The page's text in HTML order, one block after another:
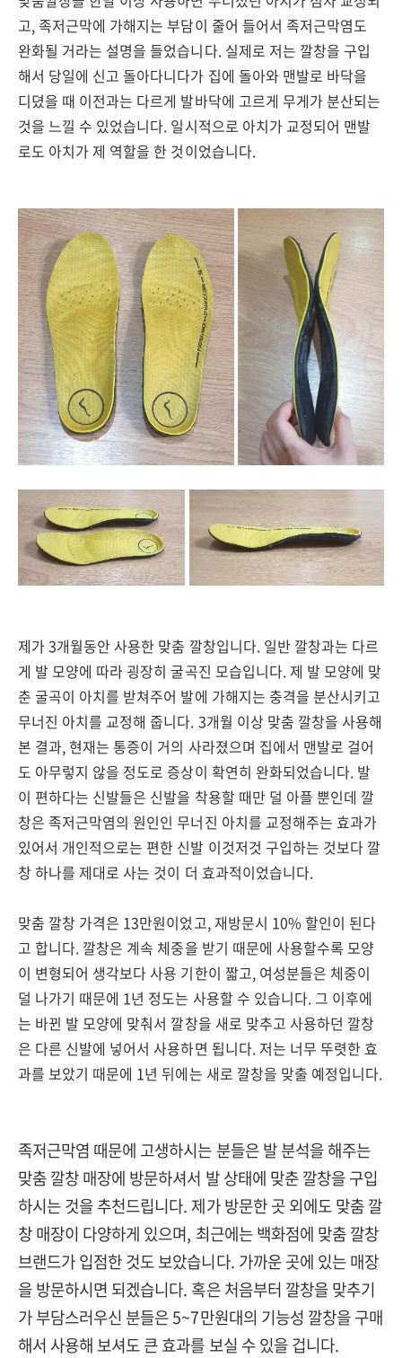
고, 족저근막에 가해지는 부담이 줄어 들어서 족저근막염도
완화될 거라는 설명을 들었습니다. 실제로 저는 깔창을 구입
해서 당일에 신고 돌아다니다가 집에 돌아와 맨발로 바닥을
디뎠을 때 이전과는 다르게 발바닥에 고르게 무게가 분산되는
것을 느낄 수 있었습니다. 일시적으로 아치가 교정되어 맨발
로도 아치가 제 역할을 한 것이었습니다.
제가 3개월동안 사용한 맞춤 깔창입니다. 일반 깔창과는 다르
게 발 모양에 따라 굉장히 굴곡진 모습입니다. 제 발 모양에 맞
춘 굴곡이 아치를 받쳐주어 발에 가해지는 충격을 분산시키고
무너진 아치를 교정해 줍니다. 3개월 이상 맞춤 깔창을 사용해
본 결과, 현재는 통증이 거의 사라졌으며 집에서 맨발로 걸어
도 아무렇지 않을 정도로 증상이 확연히 완화되었습니다. 발
이 편하다는 신발들은 신발을 착용할 때만 덜 아플 뿐인데 깔
창은 족저근막염의 원인인 무너진 아치를 교정해주는 효과가
있어서 개인적으로는 편한 신발 이것저것 구입하는 것보다 깔
창 하나를 제대로 사는 것이 더 효과적이었습니다.
맞춤 깔창 가격은 13만원이었고, 재방문시 10% 할인이 된다
고 합니다. 깔창은 계속 체중을 받기 때문에 사용할수록 모양
이 변형되어 생각보다 사용 기한이 짧고, 여성분들은 체중이
덜 나가기 때문에 1년 정도는 사용할 수 있습니다. 그 이후에
는 바뀐 발 모양에 맞춰서 깔창을 새로 맞추고 사용하던 깔창
은 다른 신발에 넣어서 사용하면 됩니다. 저는 너무 뚜렷한 효
과를 보았기 때문에 1년 뒤에는 새로 깔창을 맞출 예정입니다.
족저근막염 때문에 고생하시는 분들은 발 분석을 해주는
맞춤 깔창 매장에 방문하셔서 발 상태에 맞춘 깔창을 구입
하시는 것을 추천드립니다. 제가 방문한 곳 외에도 맞춤 깔
창 매장이 다양하게 있으며, 최근에는 백화점에 맞춤 깔창
브랜드가 입점한 것도 보았습니다. 가까운 곳에 있는 매장
을 방문하시면 되겠습니다. 혹은 처음부터 깔창을 맞추기
가 부담스러우신 분들은 5~7만원대의 기능성 깔창을 구매
해서 사용해 보셔도 큰 효과를 보실 수 있을 겁니다.